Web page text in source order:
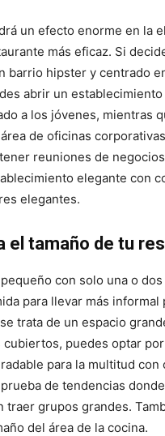
un efecto enorme en la
más eficaz. Si
barrio hipster y centrado
abrir un establecimiento
a los jóvenes, mientras
de oficinas
reuniones de
elegante con
elegantes.
el tamaño de tu
con solo una o dos
para llevar más informal
trata de un espacio
cubiertos, puedes optar
para la multitud con
de tendencias
traer grupos grandes.
del área de la cocina.